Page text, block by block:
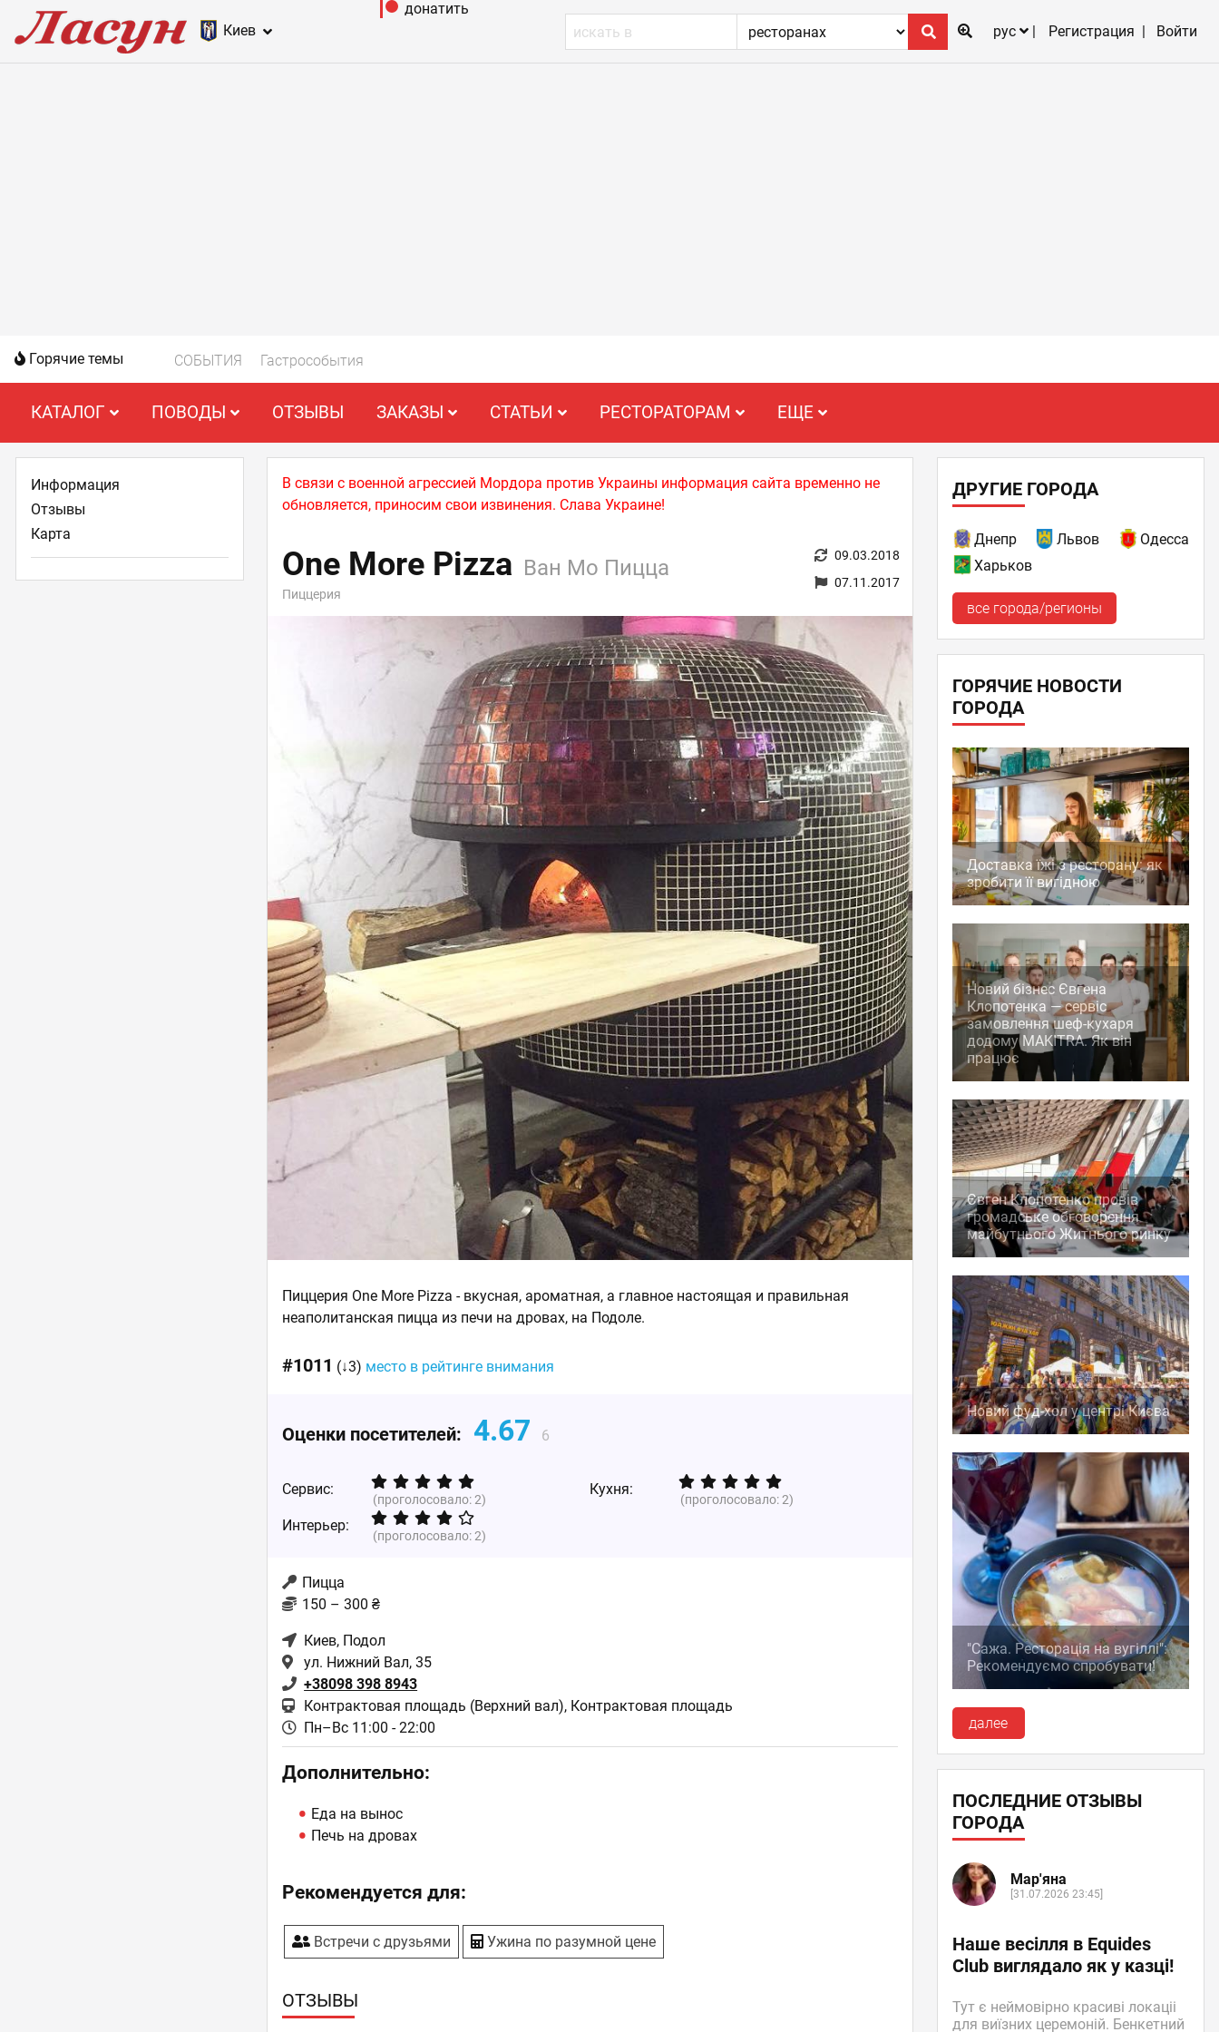
Киев
донатить
рус
Регистрация Войти
Горячие темы СОБЫТИЯ Гастрособытия
КАТАЛОГ ПОВОДЫ ОТЗЫВЫ ЗАКАЗЫ СТАТЬИ РЕСТОРАТОРАМ ЕЩЕ
В связи с военной агрессией Мордора против Украины информация сайта временно не
обновляется, приносим свои извинения. Слава Украине!
One More Pizza Ван Мо Пицца
Пиццерия
09.03.2018
07.11.2017
Пиццерия One More Pizza - вкусная, ароматная, а главное настоящая и правильная
неаполитанская пицца из печи на дровах, на Подоле.
#1011 (↓3) место в рейтинге внимания
Оценки посетителей: 4.67 6
Сервис:
(проголосовало:2)
Кухня:
(проголосовало:2)
Интерьер:
(проголосовало:2)
Пицца
150 – 300 ₴
Киев, Подол
ул. Нижний Вал, 35
+38098 398 8943
Контрактовая площадь (Верхний вал), Контрактовая площадь
Пн–Вс 11:00 - 22:00
Дополнительно:
Еда на вынос
Печь на дровах
Рекомендуется для:
Встречи с друзьями Ужина по разумной цене
ОТЗЫВЫ
Информация
Отзывы
Карта
ДРУГИЕ ГОРОДА
Днепр Львов
Одесса
Харьков
все города/регионы
ГОРЯЧИЕ НОВОСТИ
ГОРОДА
Доставка їжі з ресторану: як
зробити її вигідною
Новий бізнес Євгена
Клопотенка — сервіс
замовлення шеф-кухаря
додому MAKITRA. Як він
працює
Євген Клопотенко провів
громадське обговорення
майбутнього Житнього ринку
Новий фуд-хол у центрі Києва
"Сажа. Ресторація на вугіллі":
Рекомендуємо спробувати!
далее
ПОСЛЕДНИЕ ОТЗЫВЫ
ГОРОДА
Мар'яна
[31.07.2026 23:45]
Наше весілля в Equides
Club виглядало як у казці!
Тут є неймовірно красиві локаціі
для виїзних церемоній. Бенкетний